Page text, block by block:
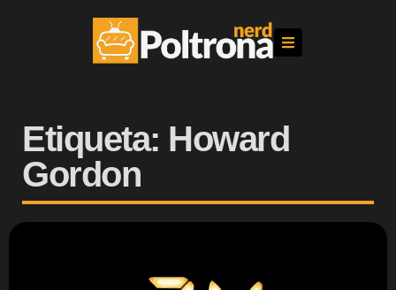
Etiqueta: Howard
Gordon